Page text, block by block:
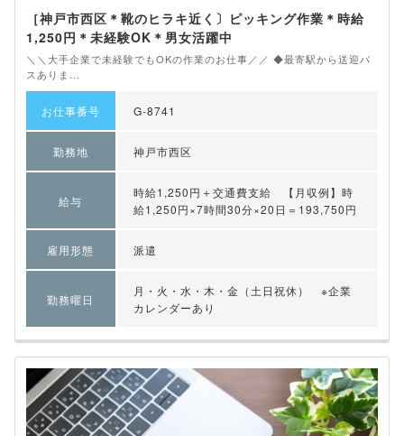
［神戸市西区＊靴のヒラキ近く〕ピッキング作業＊時給
1,250円＊未経験OK＊男女活躍中
＼＼大手企業で未経験でもOKの作業のお仕事／／ ◆最寄駅から送迎バ
スありま...
お仕事番号 G-8741
勤務地 神戸市西区
給与
時給1,250円＋交通費支給 【月収例】時
給1,250円×7時間30分×20日＝193,750円
雇用形態 派遣
勤務曜日
月・火・水・木・金（土日祝休） ※企業
カレンダーあり